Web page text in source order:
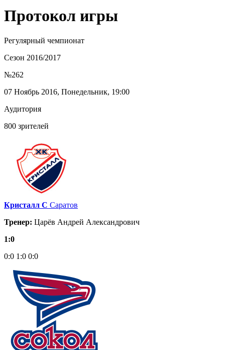
Протокол игры
Регулярный чемпионат
Сезон 2016/2017
№262
07 Ноябрь 2016, Понедельник, 19:00
Аудитория
800 зрителей
Кристалл С Саратов
Тренер: Царёв Андрей Александрович
1:0
0:0 1:0 0:0